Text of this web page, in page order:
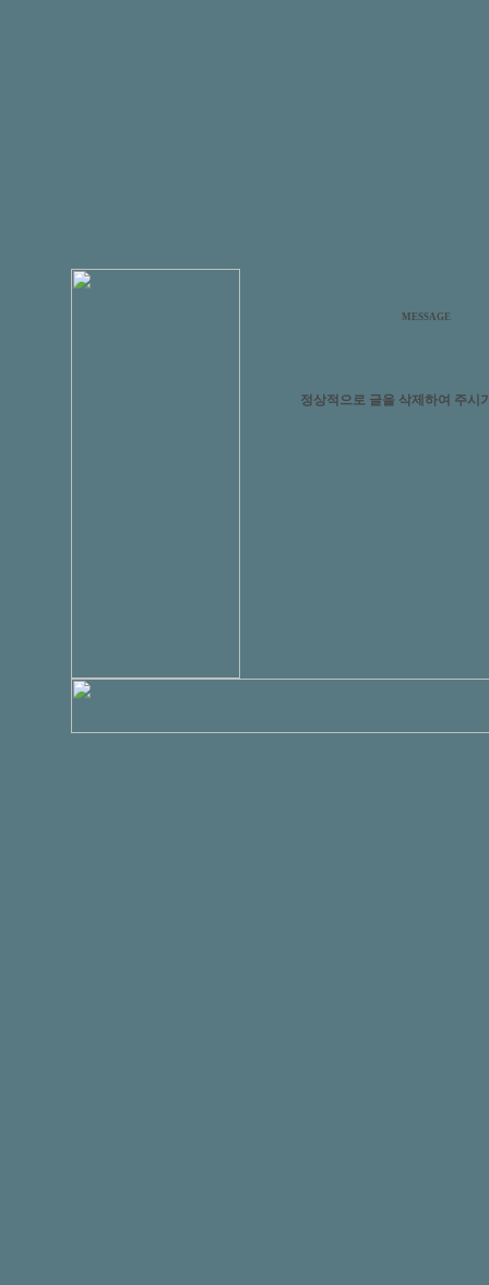
MESSAGE
정상적으로 글을 삭제하여 주시